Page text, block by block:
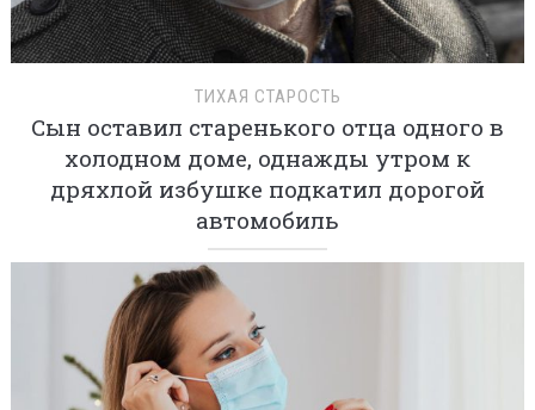
ТИХАЯ СТАРОСТЬ
Сын оставил старенького отца одного в
холодном доме, однажды утром к
дряхлой избушке подкатил дорогой
автомобиль